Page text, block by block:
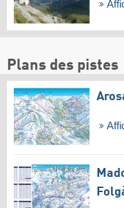
Plans des pistes